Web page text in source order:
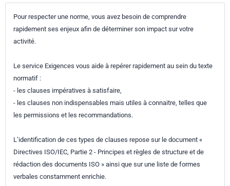
Pour respecter une norme, vous avez besoin de comprendre
rapidement ses enjeux afin de déterminer son impact sur votre
activité.
Le service Exigences vous aide à repérer rapidement au sein du texte
normatif :
- les clauses impératives à satisfaire,
- les clauses non indispensables mais utiles à connaitre, telles que
les permissions et les recommandations.
L’identification de ces types de clauses repose sur le document «
Directives ISO/IEC, Partie 2 - Principes et règles de structure et de
rédaction des documents ISO » ainsi que sur une liste de formes
verbales constamment enrichie.